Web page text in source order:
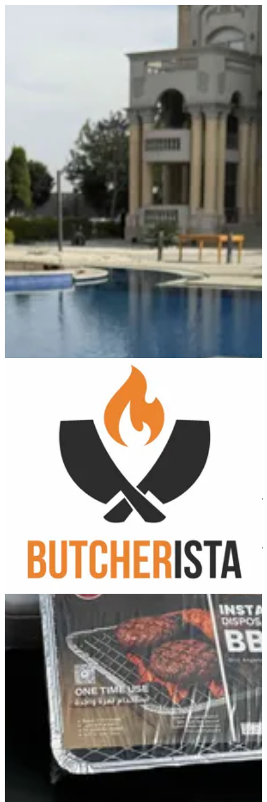
من ٣ الاف جنيه
EN
تسجيل الدخول
EN
BUTCHERISTA
BUTCHERISTA
201003300778